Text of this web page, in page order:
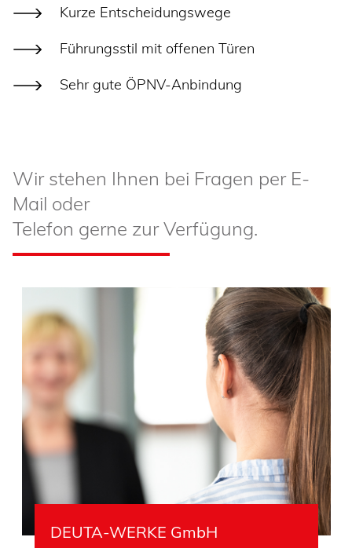
Kurze Entscheidungswege
Führungsstil mit offenen Türen
Sehr gute ÖPNV-Anbindung
Wir stehen Ihnen bei Fragen per E-
Mail oder
Telefon gerne zur Verfügung.
DEUTA-WERKE GmbH